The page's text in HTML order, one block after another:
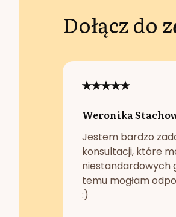
Dołącz do
Weronika
Jestem bardzo
konsultacji, które
niestandardowych
temu mogłam
:)